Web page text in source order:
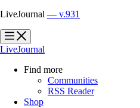
LiveJournal — v.931
?
?
LiveJournal
Find more
Communities
RSS Reader
Shop